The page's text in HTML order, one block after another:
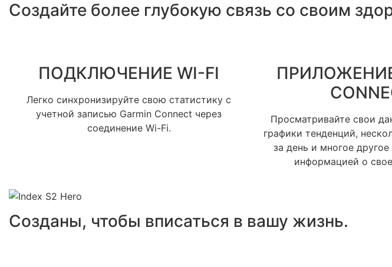
Создайте более глубокую связь со своим
ПОДКЛЮЧЕНИЕ WI-FI
Легко синхронизируйте свою статистику с
учетной записью Garmin Connect через
соединение Wi-Fi.
ПРИЛОЖЕНИЕ
Просматривайте свои
графики тенденций,
за день и многое
информацией о
Созданы, чтобы вписаться в вашу жизнь.
Даю согласие на обработку